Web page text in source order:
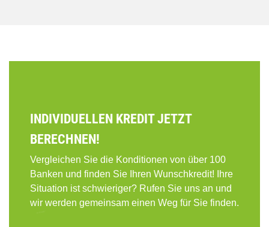
INDIVIDUELLEN KREDIT JETZT
BERECHNEN!
Vergleichen Sie die Konditionen von über 100
Banken und finden Sie Ihren Wunschkredit! Ihre
Situation ist schwieriger? Rufen Sie uns an und
wir werden gemeinsam einen Weg für Sie finden.